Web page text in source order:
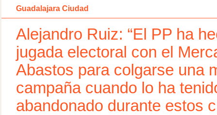
Guadalajara Ciudad
Alejandro Ruiz: “El PP ha
jugada electoral con el
Abastos para colgarse una
campaña cuando lo ha
abandonado durante estos